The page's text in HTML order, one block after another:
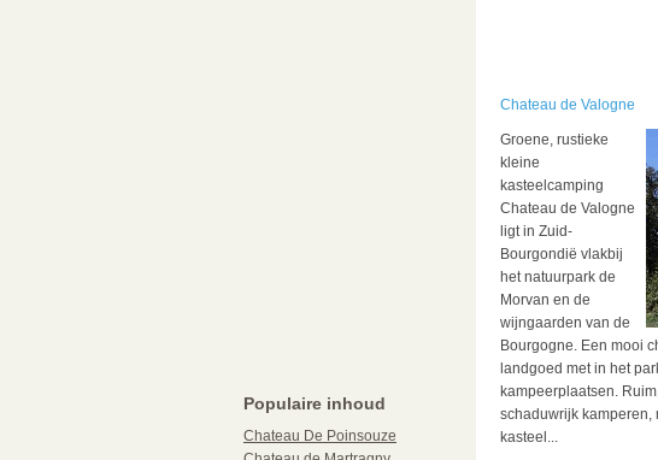
Populaire inhoud
Chateau De Poinsouze
Chateau de Valogne
Groene, rustieke
kleine
kasteelcamping
Chateau de Valogne
ligt in Zuid-
Bourgondië vlakbij
het natuurpark de
Morvan en de
wijngaarden van de
Bourgogne. Een mooi
landgoed met in het
kampeerplaatsen.
schaduwrijk kamperen,
kasteel...